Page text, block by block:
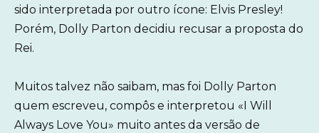
sido interpretada por outro ícone: Elvis Presley!
Porém, Dolly Parton decidiu recusar a proposta do
Rei.
Muitos talvez não saibam, mas foi Dolly Parton
quem escreveu, compôs e interpretou «I Will
Always Love You» muito antes da versão de